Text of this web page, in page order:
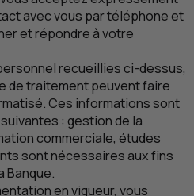
avec vous par téléphone et
et répondre à votre
recueillies ci-dessus,
de traitement peuvent faire
Ces informations sont
: gestion de la
commerciale, études
sont nécessaires aux fins
Banque.
en vigueur, vous